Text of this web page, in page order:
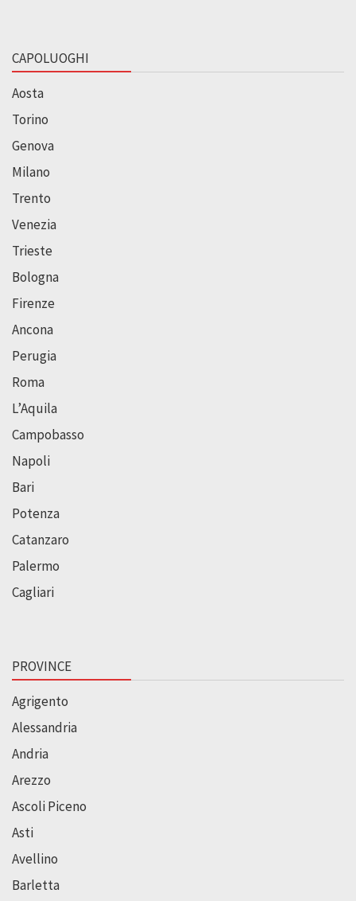
CAPOLUOGHI
Aosta
Torino
Genova
Milano
Trento
Venezia
Trieste
Bologna
Firenze
Ancona
Perugia
Roma
L’Aquila
Campobasso
Napoli
Bari
Potenza
Catanzaro
Palermo
Cagliari
PROVINCE
Agrigento
Alessandria
Andria
Arezzo
Ascoli Piceno
Asti
Avellino
Barletta